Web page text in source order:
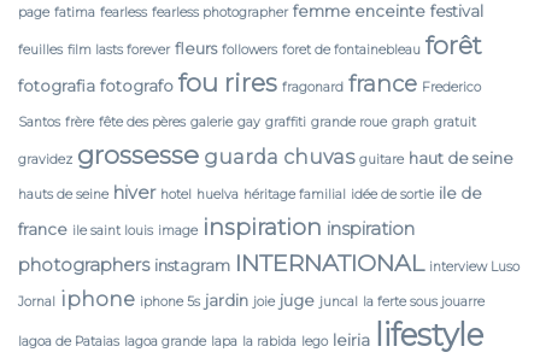
page fatima fearless fearless photographer femme enceinte festival
feuilles film lasts forever fleurs followers foret de fontainebleau forêt
fotografia fotografo fou rires fragonard france Frederico
Santos frère fête des pères galerie gay graffiti grande roue graph gratuit
gravidez grossesse guarda chuvas guitare haut de seine
hauts de seine hiver hotel huelva héritage familial idée de sortie ile de
france ile saint louis image inspiration inspiration
photographers instagram INTERNATIONAL interview Luso
Jornal iphone iphone 5s jardin joie juge juncal la ferte sous jouarre
lagoa de Pataias lagoa grande lapa la rabida lego leiria lifestyle